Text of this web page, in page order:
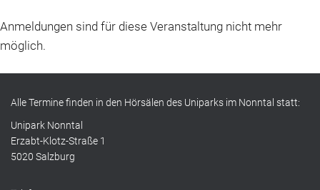
Anmeldungen sind für diese Veranstaltung nicht mehr
möglich.
Alle Termine finden in den Hörsälen des Uniparks im Nonntal statt:
Unipark Nonntal
Erzabt-Klotz-Straße 1
5020 Salzburg